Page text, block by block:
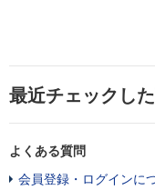
最近チェックし
よくある質問
会員登録・ログインに